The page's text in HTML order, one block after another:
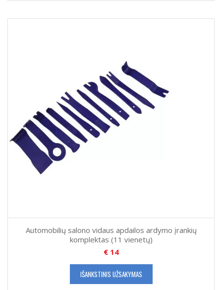
Automobilių salono vidaus apdailos ardymo įrankių
komplektas (11 vienetų)
€14
IŠANKSTINIS UŽSAKYMAS